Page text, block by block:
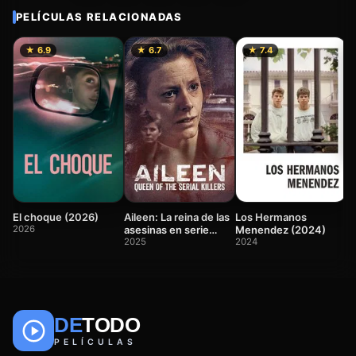
PELÍCULAS RELACIONADAS
★ 6.9
El choque (2026)
2026
★ 6.7
Aileen: La reina de las
asesinas en serie
(2025)
2025
★ 7.4
Los Hermanos
Menendez (2024)
2024
DETODO
PELÍCULAS
🎬
Películas